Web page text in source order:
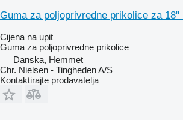
Guma za poljoprivredne prikolice za 18"
Cijena na upit
Guma za poljoprivredne prikolice
Danska, Hemmet
Chr. Nielsen - Tingheden A/S
Kontaktirajte prodavatelja